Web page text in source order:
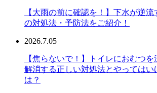
【大雨の前に確認を！】下水が逆流
の対処法・予防法をご紹介！
2026.7.05
【焦らないで！】トイレにおむつ
解消する正しい対処法とやってはい
は？